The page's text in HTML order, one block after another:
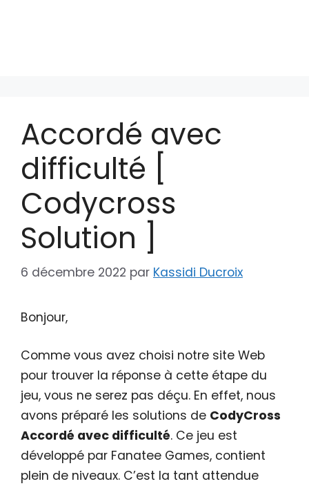
Accordé avec
difficulté [
Codycross
Solution ]
6 décembre 2022 par Kassidi Ducroix
Bonjour,
Comme vous avez choisi notre site Web
pour trouver la réponse à cette étape du
jeu, vous ne serez pas déçu. En effet, nous
avons préparé les solutions de CodyCross
Accordé avec difficulté. Ce jeu est
développé par Fanatee Games, contient
plein de niveaux. C’est la tant attendue